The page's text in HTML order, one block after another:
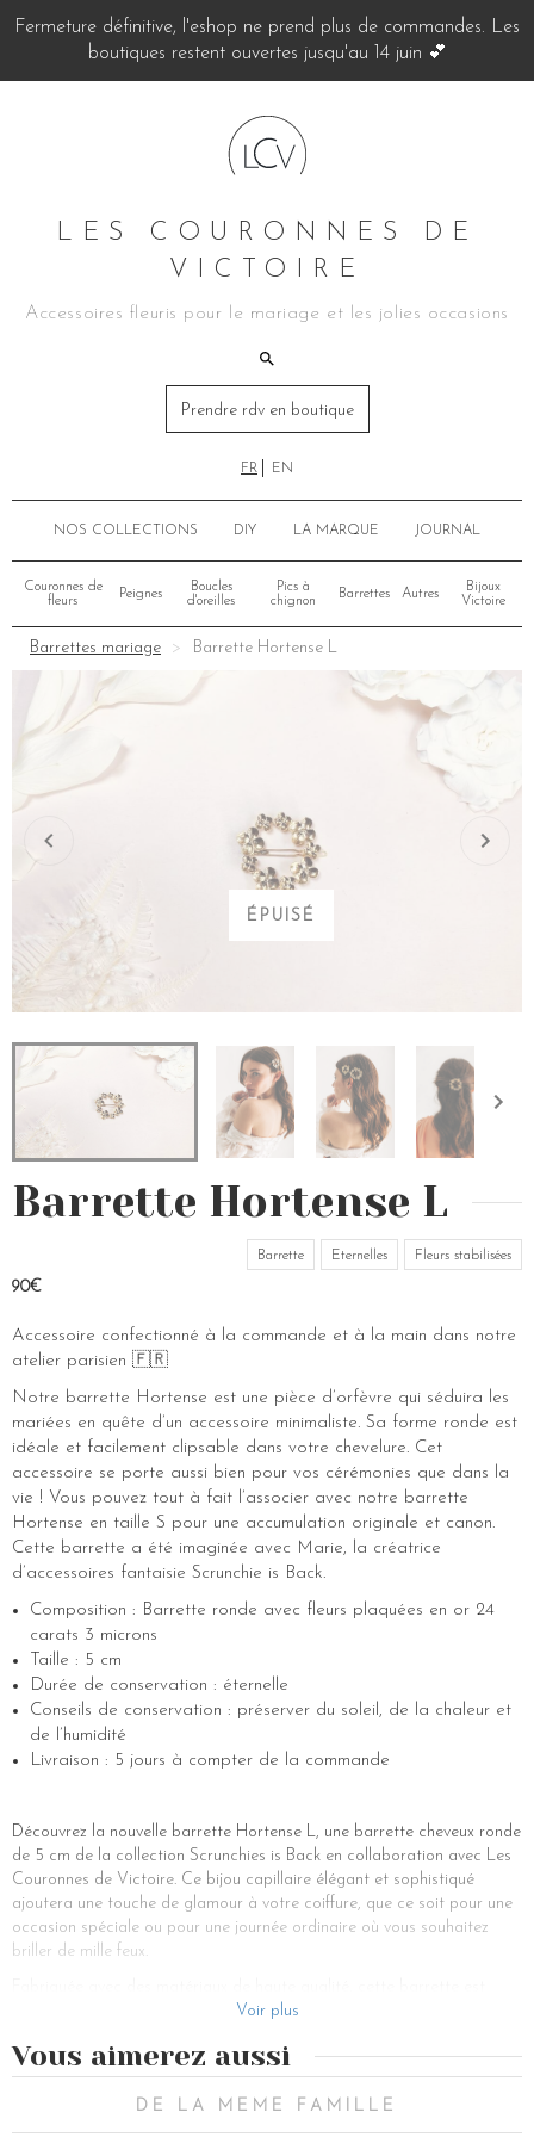
Fermeture définitive, l'eshop ne prend plus de commandes. Les
boutiques restent ouvertes jusqu'au 14 juin 💕
LES COURONNES DE
VICTOIRE
Accessoires fleuris pour le mariage et les jolies occasions
Prendre rdv en boutique
FR EN
NOS COLLECTIONS DIY LA MARQUE JOURNAL
Couronnes de
fleurs
Peignes
Boucles
d'oreilles
Pics à
chignon
Barrettes Autres
Bijoux
Victoire
Barrettes mariage Barrette Hortense L
ÉPUISÉ
Barrette Hortense L
Barrette Eternelles Fleurs stabilisées
90€
Accessoire confectionné à la commande et à la main dans notre
atelier parisien 🇫🇷
Notre barrette Hortense est une pièce d’orfèvre qui séduira les
mariées en quête d’un accessoire minimaliste. Sa forme ronde est
idéale et facilement clipsable dans votre chevelure. Cet
accessoire se porte aussi bien pour vos cérémonies que dans la
vie ! Vous pouvez tout à fait l’associer avec notre barrette
Hortense en taille S pour une accumulation originale et canon.
Cette barrette a été imaginée avec Marie, la créatrice
d’accessoires fantaisie Scrunchie is Back.
Composition : Barrette ronde avec fleurs plaquées en or 24
carats 3 microns
Taille : 5 cm
Durée de conservation : éternelle
Conseils de conservation : préserver du soleil, de la chaleur et
de l’humidité
Livraison : 5 jours à compter de la commande
Découvrez la nouvelle barrette Hortense L, une barrette cheveux ronde
de 5 cm de la collection Scrunchies is Back en collaboration avec Les
Couronnes de Victoire. Ce bijou capillaire élégant et sophistiqué
ajoutera une touche de glamour à votre coiffure, que ce soit pour une
occasion spéciale ou pour une journée ordinaire où vous souhaitez
briller de mille feux.
ornée de fleurs plaquées en or 24 carats, d’une épaisseur de 3
lui donne un aspect délicat et féminin, parfait pour sublimer tous types
de coiffures.
Voir plus
Vous aimerez aussi
DE LA MEME FAMILLE